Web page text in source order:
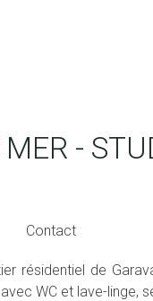
-
Contact
résidentiel de
WC et lave-linge,